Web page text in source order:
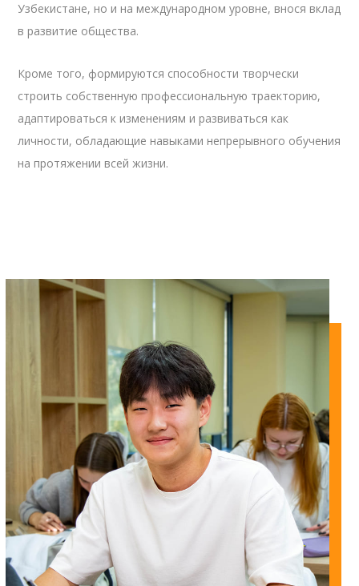
Узбекистане, но и на международном уровне, внося вклад
в развитие общества.
Кроме того, формируются способности творчески
строить собственную профессиональную траекторию,
адаптироваться к изменениям и развиваться как
личности, обладающие навыками непрерывного обучения
на протяжении всей жизни.